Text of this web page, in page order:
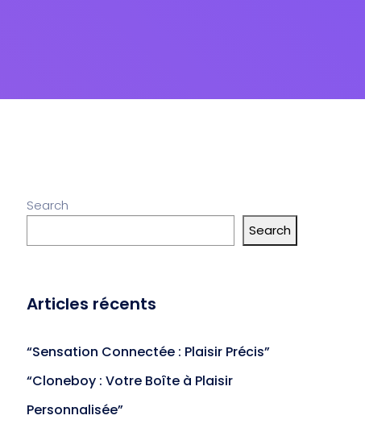
Search
Search
Articles récents
“Sensation Connectée : Plaisir Précis”
“Cloneboy : Votre Boîte à Plaisir
Personnalisée”